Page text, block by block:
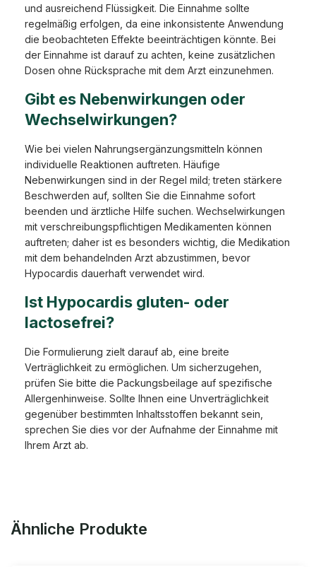
und ausreichend Flüssigkeit. Die Einnahme sollte
regelmäßig erfolgen, da eine inkonsistente Anwendung
die beobachteten Effekte beeinträchtigen könnte. Bei
der Einnahme ist darauf zu achten, keine zusätzlichen
Dosen ohne Rücksprache mit dem Arzt einzunehmen.
Gibt es Nebenwirkungen oder
Wechselwirkungen?
Wie bei vielen Nahrungsergänzungsmitteln können
individuelle Reaktionen auftreten. Häufige
Nebenwirkungen sind in der Regel mild; treten stärkere
Beschwerden auf, sollten Sie die Einnahme sofort
beenden und ärztliche Hilfe suchen. Wechselwirkungen
mit verschreibungspflichtigen Medikamenten können
auftreten; daher ist es besonders wichtig, die Medikation
mit dem behandelnden Arzt abzustimmen, bevor
Hypocardis dauerhaft verwendet wird.
Ist Hypocardis gluten- oder
lactosefrei?
Die Formulierung zielt darauf ab, eine breite
Verträglichkeit zu ermöglichen. Um sicherzugehen,
prüfen Sie bitte die Packungsbeilage auf spezifische
Allergenhinweise. Sollte Ihnen eine Unverträglichkeit
gegenüber bestimmten Inhaltsstoffen bekannt sein,
sprechen Sie dies vor der Aufnahme der Einnahme mit
Ihrem Arzt ab.
Ähnliche Produkte